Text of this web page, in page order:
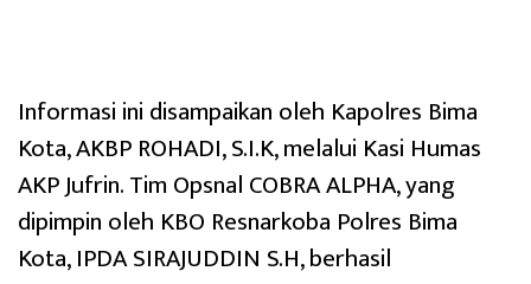
Informasi ini disampaikan oleh Kapolres Bima
Kota, AKBP ROHADI, S.I.K, melalui Kasi Humas
AKP Jufrin. Tim Opsnal COBRA ALPHA, yang
dipimpin oleh KBO Resnarkoba Polres Bima
Kota, IPDA SIRAJUDDIN S.H, berhasil